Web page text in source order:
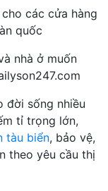
các cửa hàng
quốc
nhà ở muốn
đời sống nhiều
tỉ trọng lớn,
tàu biển, bảo vệ,
theo yêu cầu thị